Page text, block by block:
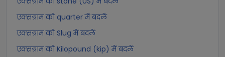
एक्सग्राम को quarter में बदलें
एक्सग्राम को Slug में बदलें
एक्सग्राम को Kilopound (kip) में बदलें